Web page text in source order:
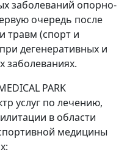
заболеваний опорно-
очередь после
травм (спорт и
дегенеративных и
заболеваниях.
PARK
услуг по лечению,
в области
медицины